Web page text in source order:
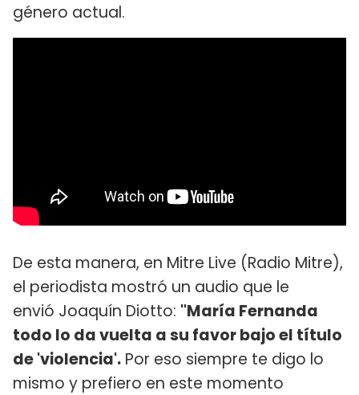
género actual.
De esta manera, en Mitre Live (Radio Mitre),
el periodista mostró un audio que le
envió Joaquín Diotto: "María Fernanda
todo lo da vuelta a su favor bajo el título
de 'violencia'. Por eso siempre te digo lo
mismo y prefiero en este momento